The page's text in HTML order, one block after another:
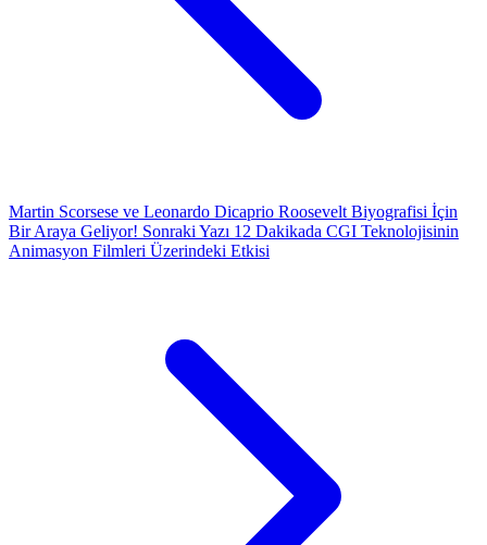
Martin Scorsese ve Leonardo Dicaprio Roosevelt Biyografisi İçin
Bir Araya Geliyor! Sonraki Yazı 12 Dakikada CGI Teknolojisinin
Animasyon Filmleri Üzerindeki Etkisi